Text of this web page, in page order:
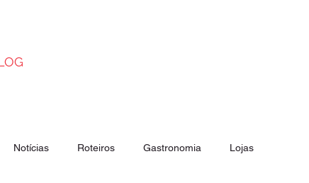
Notícias Roteiros Gastronomia Lojas